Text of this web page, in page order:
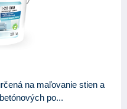
na maľovanie stien a
po...